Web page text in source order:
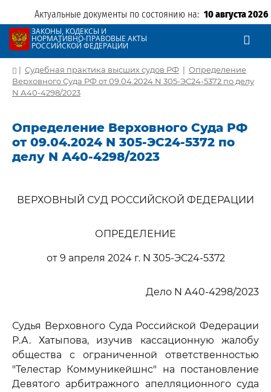
Актуальные документы по состоянию на: 10 августа 2026
ЗАКОНЫ, КОДЕКСЫ И
НОРМАТИВНО-ПРАВОВЫЕ АКТЫ
РОССИЙСКОЙ ФЕДЕРАЦИИ
| Судебная практика высших судов РФ | Определение
Верховного Суда РФ от 09.04.2024 N 305-ЭС24-5372 по делу
N А40-4298/2023
Определение Верховного Суда РФ
от 09.04.2024 N 305-ЭС24-5372 по
делу N А40-4298/2023
ВЕРХОВНЫЙ СУД РОССИЙСКОЙ ФЕДЕРАЦИИ
ОПРЕДЕЛЕНИЕ
от 9 апреля 2024 г. N 305-ЭС24-5372
Дело N А40-4298/2023
Судья Верховного Суда Российской Федерации
Р.А. Хатыпова, изучив кассационную жалобу
общества с ограниченной ответственностью
"Телестар Коммуникейшнс" на постановление
Девятого арбитражного апелляционного суда